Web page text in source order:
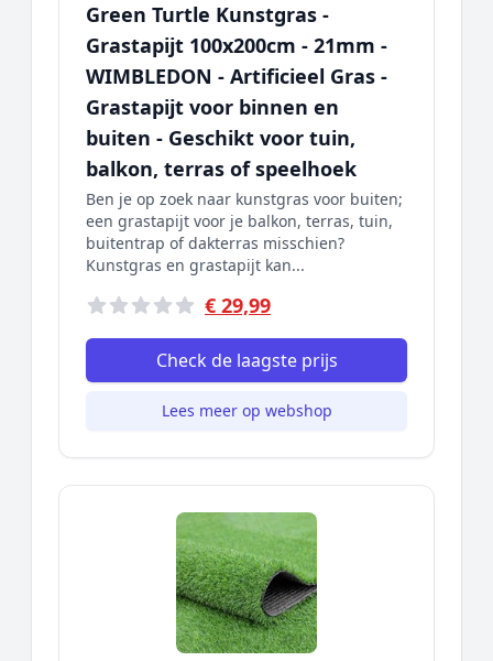
Green Turtle Kunstgras -
Grastapijt 100x200cm - 21mm -
WIMBLEDON - Artificieel Gras -
Grastapijt voor binnen en
buiten - Geschikt voor tuin,
balkon, terras of speelhoek
Ben je op zoek naar kunstgras voor buiten;
een grastapijt voor je balkon, terras, tuin,
buitentrap of dakterras misschien?
Kunstgras en grastapijt kan...
€ 29,99
Check de laagste prijs
Lees meer op webshop